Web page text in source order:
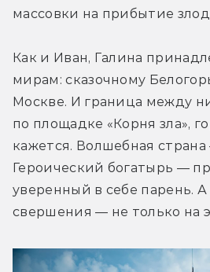
массовки на прибытие
Как и Иван, Галина
мирам: сказочному
Москве. И граница между
по площадке «Корня зла»,
кажется. Волшебная
Героический богатырь —
уверенный в себе парень. А
свершения — не только на